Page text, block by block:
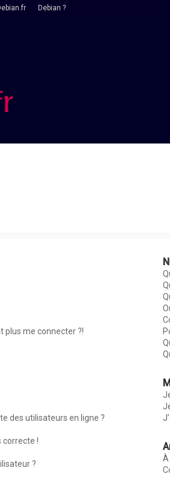
Debian ?
plus me connecter ?!
des utilisateurs en ligne ?
correcte !
?
À